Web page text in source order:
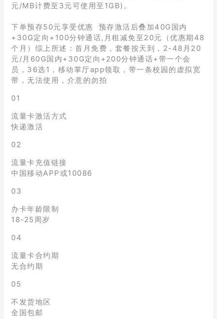
元/MB计费至3元可使用至1GB)。
下单预存50元享受优惠 预存激活后叠加40G国内
+30G定向+100分钟通话,月租减免至20元（优惠期48
个月）综上所述：首月免费，套餐按天到，2-48月20
元/月60G国内+30G定向+200分钟通话+带一个会
员，36选1，移动掌厅app领取，带一条校园的虚拟宽
带，无法使用，介意的勿拍
01
流量卡激活方式
快递激活
02
流量卡充值链接
中国移动APP或10086
03
办卡年龄限制
18-25周岁
04
流量卡合约期
无合约期
05
不发货地区
全国包邮